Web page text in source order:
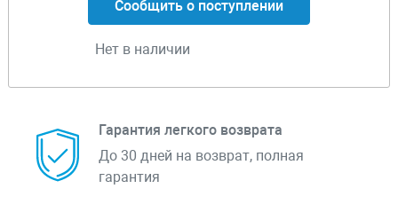
Сообщить о поступлении
Нет в наличии
Гарантия легкого возврата
До 30 дней на возврат, полная
гарантия